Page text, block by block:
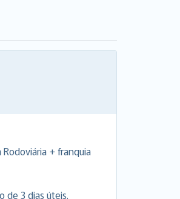
+ franquia
de 3 dias úteis.